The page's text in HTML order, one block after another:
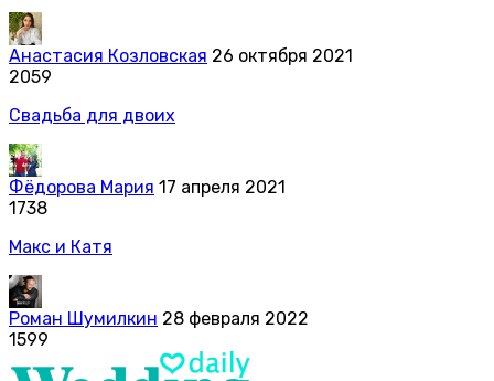
Анастасия Козловская 26 октября 2021
2059
Свадьба для двоих
Фёдорова Мария 17 апреля 2021
1738
Макс и Катя
Роман Шумилкин 28 февраля 2022
1599